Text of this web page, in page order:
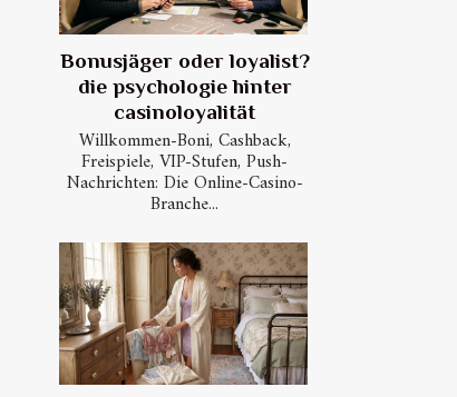
Bonusjäger oder loyalist?
die psychologie hinter
casinoloyalität
Willkommen-Boni, Cashback,
Freispiele, VIP-Stufen, Push-
Nachrichten: Die Online-Casino-
Branche...